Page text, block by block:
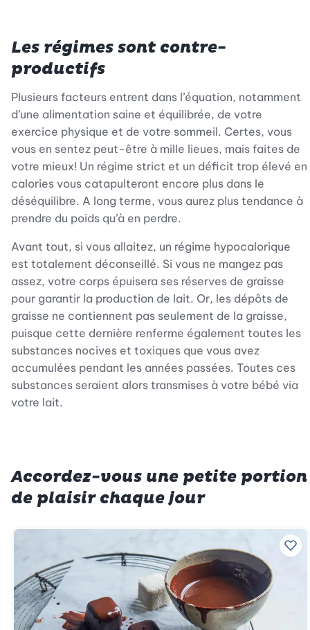
Les régimes sont contre-
productifs
Plusieurs facteurs entrent dans l’équation, notamment
d’une alimentation saine et équilibrée, de votre
exercice physique et de votre sommeil. Certes, vous
vous en sentez peut-être à mille lieues, mais faites de
votre mieux! Un régime strict et un déficit trop élevé en
calories vous catapulteront encore plus dans le
déséquilibre. A long terme, vous aurez plus tendance à
prendre du poids qu’à en perdre.
Avant tout, si vous allaitez, un régime hypocalorique
est totalement déconseillé. Si vous ne mangez pas
assez, votre corps épuisera ses réserves de graisse
pour garantir la production de lait. Or, les dépôts de
graisse ne contiennent pas seulement de la graisse,
puisque cette dernière renferme également toutes les
substances nocives et toxiques que vous avez
accumulées pendant les années passées. Toutes ces
substances seraient alors transmises à votre bébé via
votre lait.
Accordez-vous une petite portion
de plaisir chaque jour